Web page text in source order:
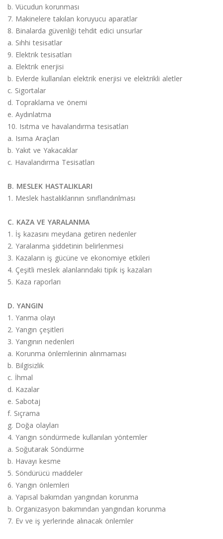
b. Vücudun korunması
7. Makinelere takılan koruyucu aparatlar
8. Binalarda güvenliği tehdit edici unsurlar
a. Sıhhi tesisatlar
9. Elektrik tesisatları
a. Elektrik enerjisi
b. Evlerde kullanılan elektrik enerjisi ve elektrikli aletler
c. Sigortalar
d. Topraklama ve önemi
e. Aydınlatma
10. Isıtma ve havalandırma tesisatları
a. Isıma Araçları
b. Yakıt ve Yakacaklar
c. Havalandırma Tesisatları
B. MESLEK HASTALIKLARI
1. Meslek hastalıklarının sınıflandırılması
C. KAZA VE YARALANMA
1. İş kazasını meydana getiren nedenler
2. Yaralanma şiddetinin belirlenmesi
3. Kazaların iş gücüne ve ekonomiye etkileri
4. Çeşitli meslek alanlarındaki tipik iş kazaları
5. Kaza raporları
D. YANGIN
1. Yanma olayı
2. Yangın çeşitleri
3. Yangının nedenleri
a. Korunma önlemlerinin alınmaması
b. Bilgisizlik
c. İhmal
d. Kazalar
e. Sabotaj
f. Sıçrama
g. Doğa olayları
4. Yangın söndürmede kullanılan yöntemler
a. Soğutarak Söndürme
b. Havayı kesme
5. Söndürücü maddeler
6. Yangın önlemleri
a. Yapısal bakımdan yangından korunma
b. Organizasyon bakımından yangından korunma
7. Ev ve iş yerlerinde alınacak önlemler